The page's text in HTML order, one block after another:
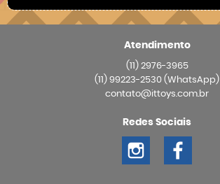
Atendimento
(11)2976-3965
(11) 99223-2530 (WhatsApp)
contato@ittoys.com.br
Redes Sociais